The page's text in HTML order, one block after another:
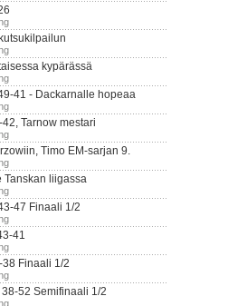
kypärässä
41 - Dackarnalle hopeaa
Tarnow mestari
Timo EM-sarjan 9.
Tanskan liigassa
47 Finaali 1/2
41
Finaali 1/2
52 Semifinaali 1/2